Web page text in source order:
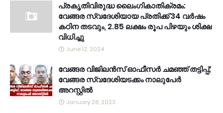
പ്രകൃതിവിരുദ്ധ ലൈംഗികാതിക്രമം:
വേങ്ങര സ്വദേശിയായ പ്രതിക്ക് 34 വര്‍ഷം
കഠിന തടവും, 2.85 ലക്ഷം രൂപ പിഴയും ശിക്ഷ
വിധിച്ചു
June 12, 2024
വേങ്ങര വിജിലൻസ് ഓഫീസർ ചമഞ്ഞ് തട്ടിപ്പ്;
വേങ്ങര സ്വദേശിയടക്കം നാലുപേർ
അറസ്റ്റിൽ
January 28, 2023